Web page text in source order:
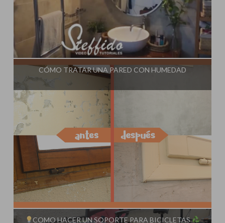
Influencer:Steffido
CÓMO TRATAR UNA PARED CON HUMEDAD
Influencer:
COMO HACER UN SOPORTE PARA BICICLETAS